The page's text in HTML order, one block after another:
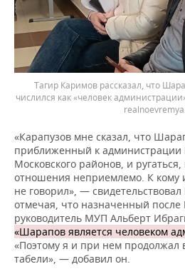
Тагир Каримов рассказал, что
числился как «человек
«Карапузов мне сказал, что
приближенный к администрации
Московского районов, и
отношения неприемлемо. К
не говорил», —
отмечая, что назначенный после
руководитель МУП Альберт
«Шарапов является человеком
«Поэтому я и при нем продолжал
табели», — добавил он.